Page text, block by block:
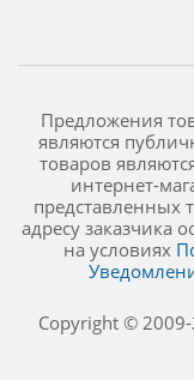
Предложения
являются
товаров
интернет-
представленных
адресу заказчика
на условиях
Copyright ©